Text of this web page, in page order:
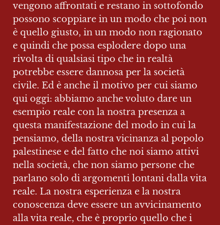
vengono affrontati e restano in sottofondo
possono scoppiare in un modo che poi non
è quello giusto, in un modo non ragionato
e quindi che possa esplodere dopo una
rivolta di qualsiasi tipo che in realtà
potrebbe essere dannosa per la società
civile. Ed è anche il motivo per cui siamo
qui oggi: abbiamo anche voluto dare un
esempio reale con la nostra presenza a
questa manifestazione del modo in cui la
pensiamo, della nostra vicinanza al popolo
palestinese e del fatto che noi siamo attivi
nella società, che non siamo persone che
parlano solo di argomenti lontani dalla vita
reale. La nostra esperienza e la nostra
conoscenza deve essere un avvicinamento
alla vita reale, che è proprio quello che i